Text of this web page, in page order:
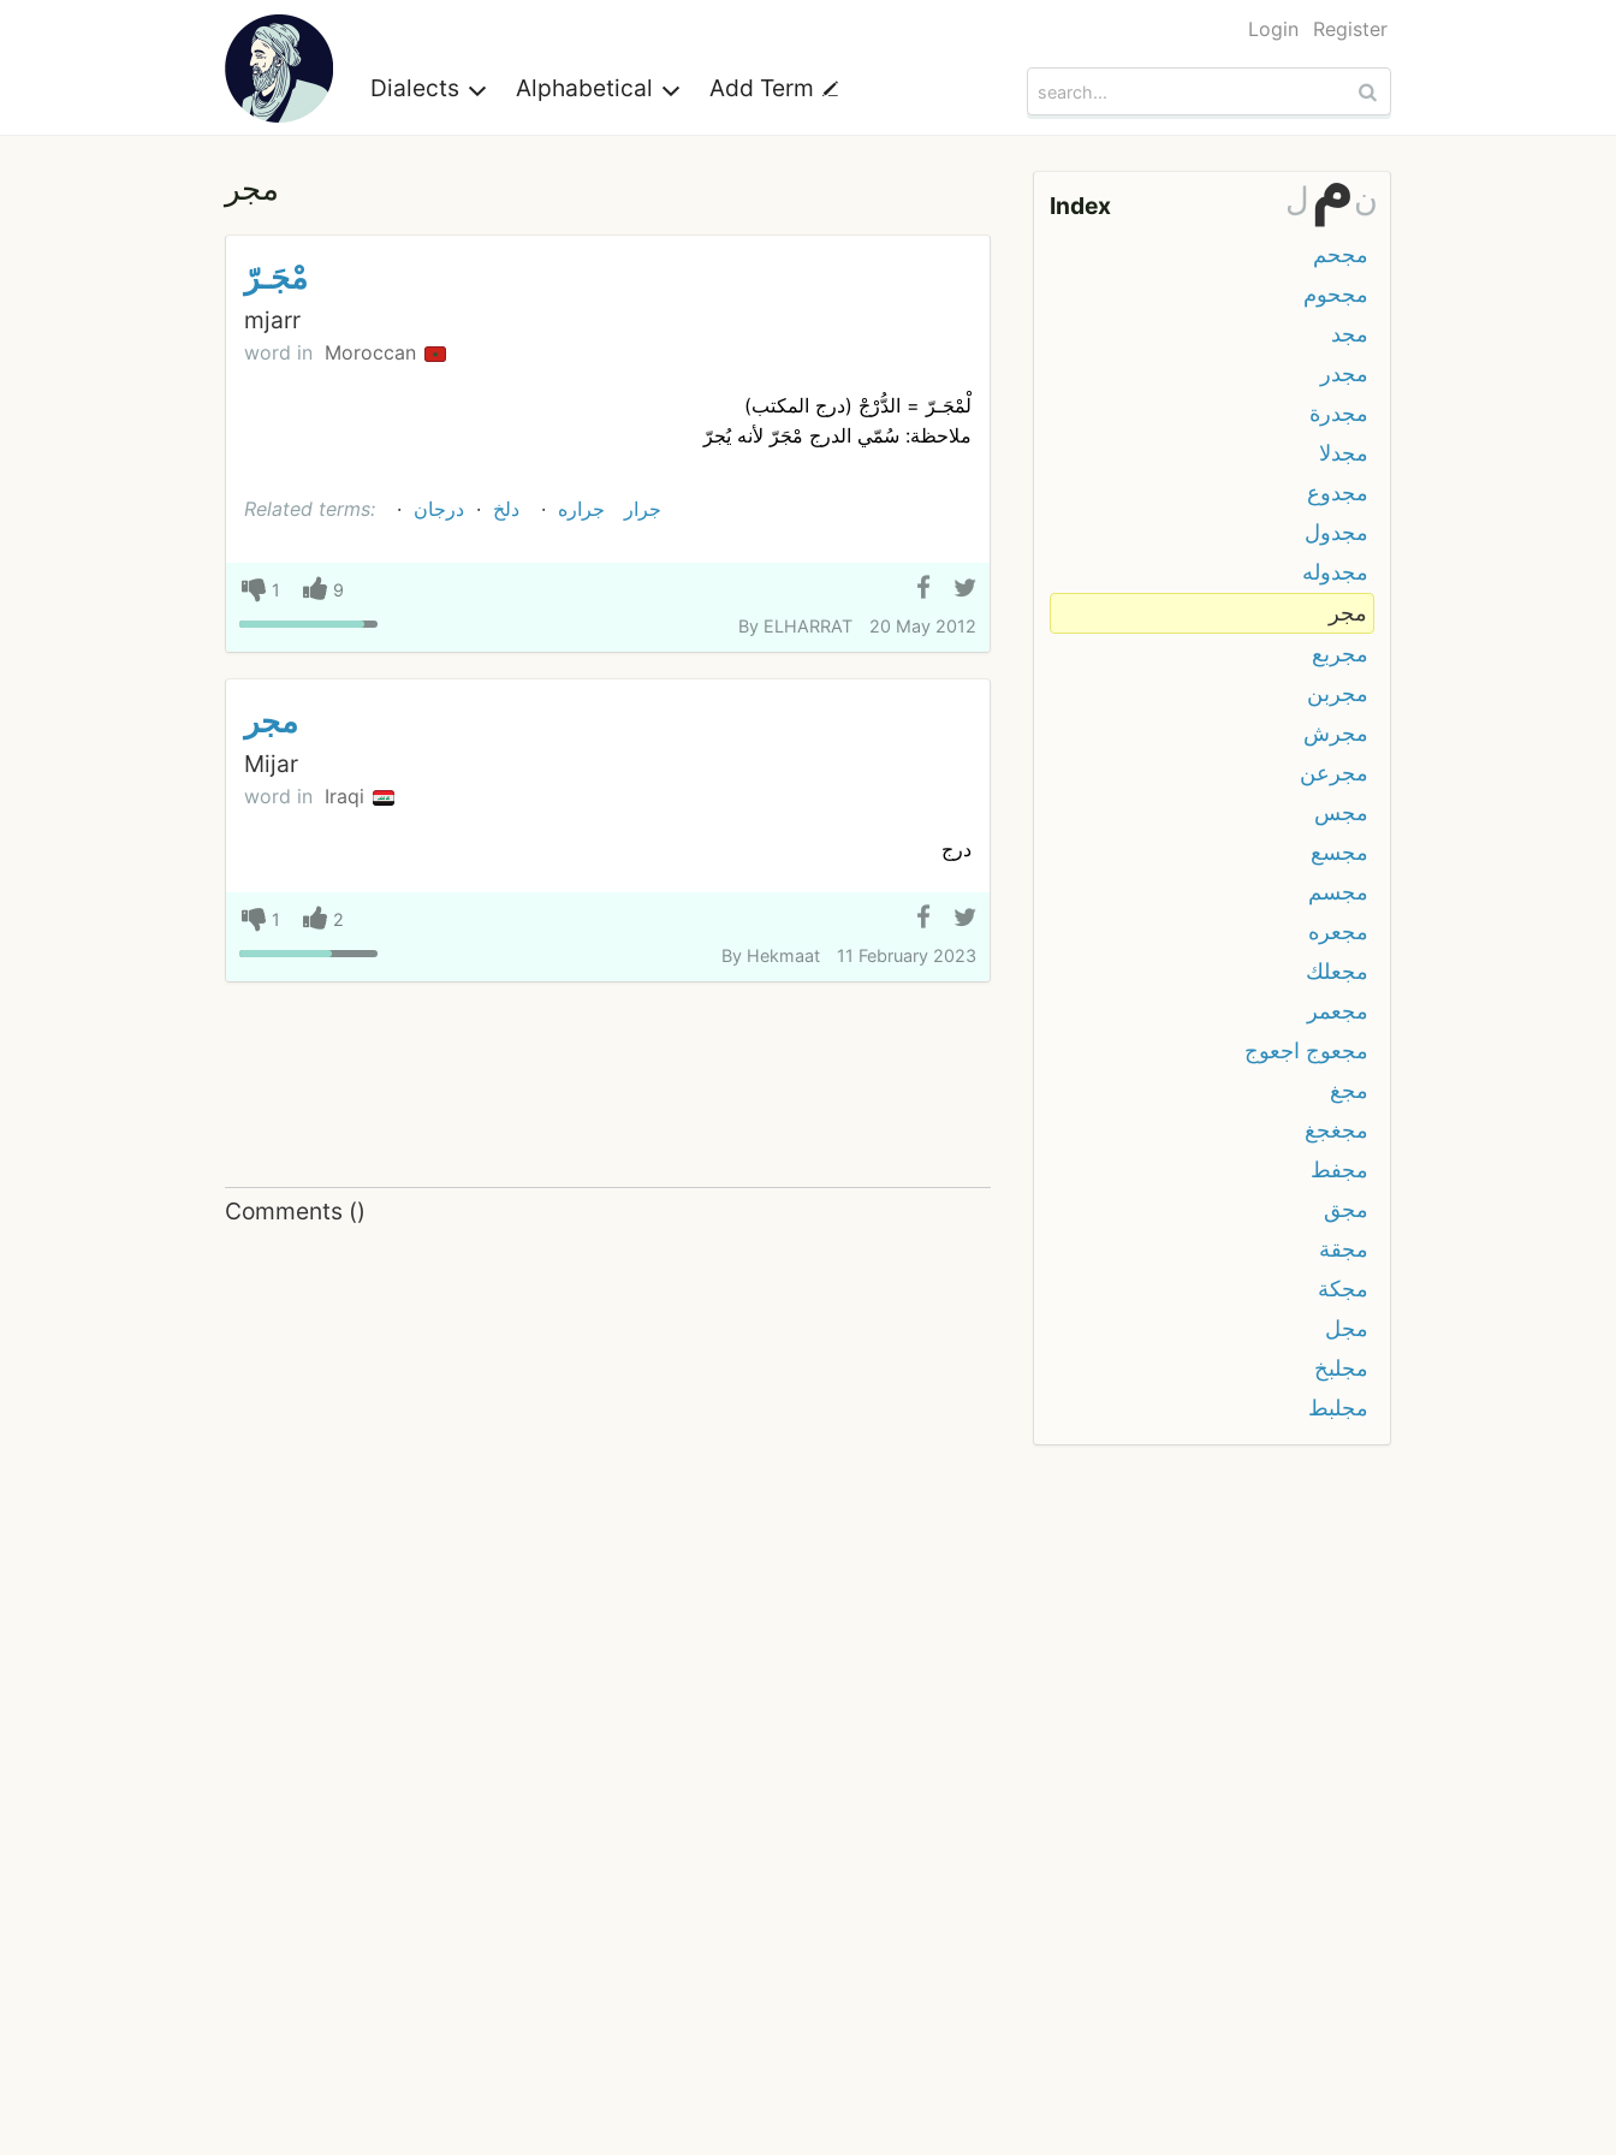
Dialects Alphabetical Add Term
Login Register
مجر
مْجَـرّ
mjarr
word in Moroccan
لْمْجَـرّ = الدُّرْجْ (درج المكتب)
ملاحظة: سُمّي الدرج مْجَرّ لأنه يُجرّ
Related terms: درجان دلخ جراره جرار
1
9
By ELHARRAT 20 May 2012
مجر
Mijar
word in Iraqi
درج
1
2
By Hekmaat 11 February 2023
Comments ()
Index ل من
مجحم
مجحوم
مجد
مجدر
مجدرة
مجدلا
مجدوع
مجدول
مجدوله
مجر
مجربع
مجربن
مجرش
مجرعن
مجس
مجسع
مجسم
مجعره
مجعلك
مجعمر
مجعوج اجعوج
مجغ
مجغجغ
مجفط
مجق
مجقة
مجكة
مجل
مجلبخ
مجلبط